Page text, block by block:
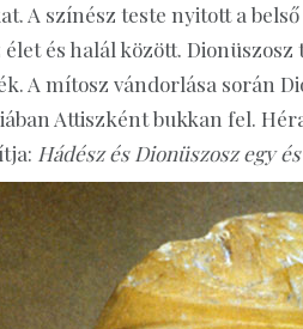
A színész teste nyitott a
és halál között.
A mítosz vándorlása során
Attiszként bukkan fel.
Hádész és Dionüszosz egy